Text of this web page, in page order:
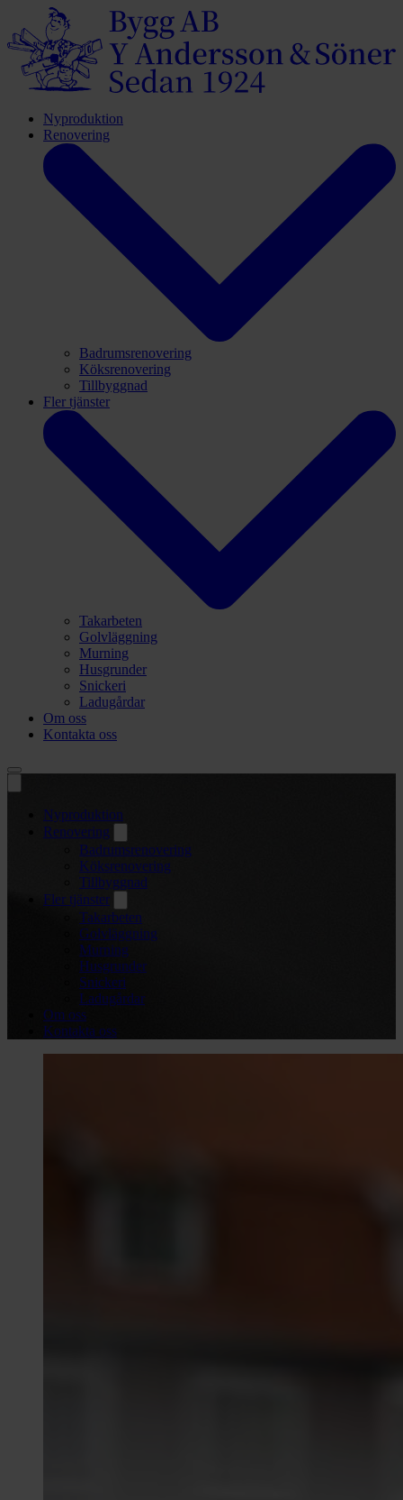
Nyproduktion
Renovering
Badrumsrenovering
Köksrenovering
Tillbyggnad
Fler tjänster
Takarbeten
Golvläggning
Murning
Husgrunder
Snickeri
Ladugårdar
Om oss
Kontakta oss
Nyproduktion
Renovering
Badrumsrenovering
Köksrenovering
Tillbyggnad
Fler tjänster
Takarbeten
Golvläggning
Murning
Husgrunder
Snickeri
Ladugårdar
Om oss
Kontakta oss